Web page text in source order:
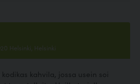
Helsinki, Helsinki
kahvila, jossa usein soi